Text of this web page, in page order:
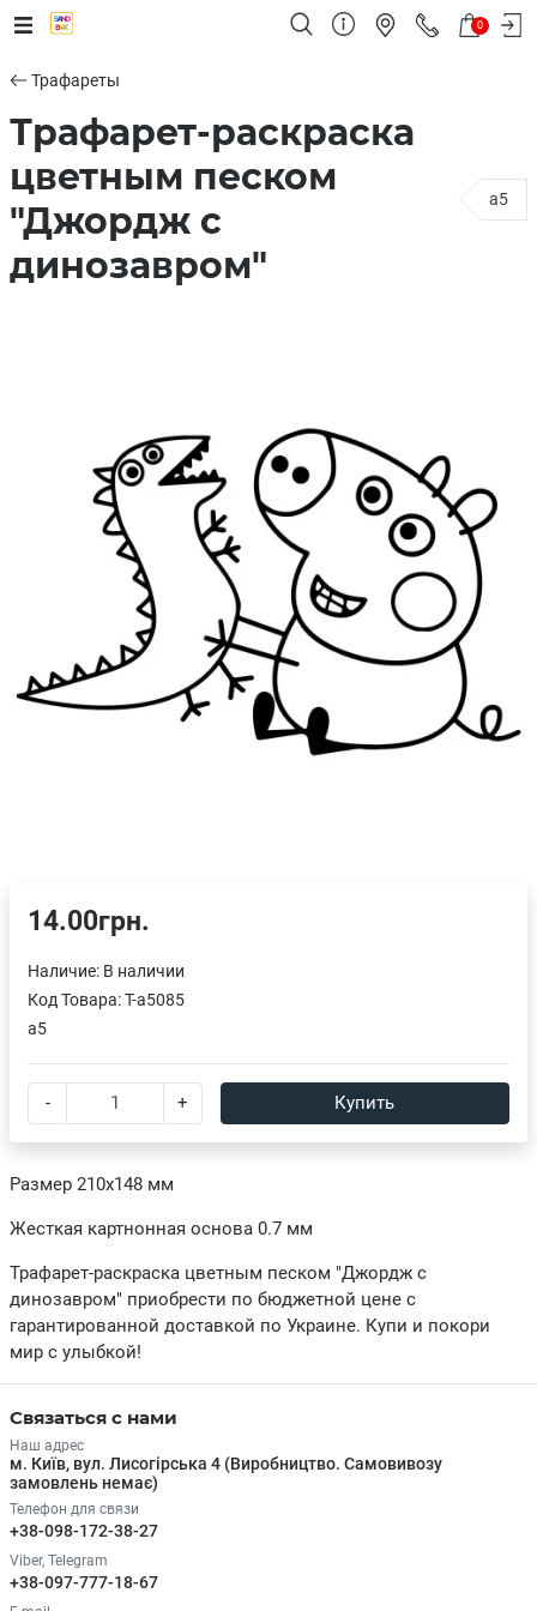
0
Трафареты
Трафарет-раскраска
цветным песком
"Джордж с
динозавром"
a5
Размер 210х148 мм
Жесткая картнонная основа 0.7 мм
Трафарет-раскраска цветным песком "Джордж с
динозавром" приобрести по бюджетной цене с
гарантированной доставкой по Украине. Купи и покори
мир с улыбкой!
14.00грн.
Наличие: В наличии
Код Товара:T-a5085
a5
- + Купить
Связаться с нами
Наш адрес
м. Київ, вул. Лисогірська 4 (Виробництво. Самовивозу
замовлень немає)
Телефон для связи
+38-098-172-38-27
Viber, Telegram
+38-097-777-18-67